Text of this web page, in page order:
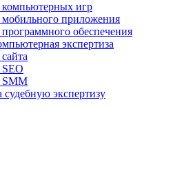
компьютерных игр
мобильного приложения
обеспечения
экспертиза
SMM
судебную экспертизу